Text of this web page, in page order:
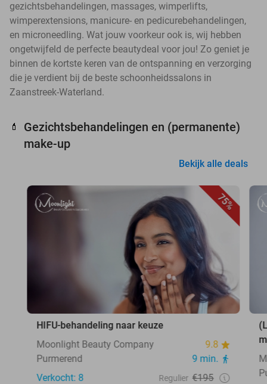
gezichtsbehandelingen, massages, wimperlifts,
wimperextensions, manicure- en pedicurebehandelingen,
en microneedling. Wat jouw voorkeur ook is, wij hebben
ongetwijfeld de perfecte beautydeal voor jou! Zo geniet je
binnen de kortste keren van de ontspanning en verzorging
die je verdient bij de beste schoonheidssalons in
Zaanstreek-Waterland.
💄
Gezichtsbehandelingen en (permanente)
make-up
Bekijk alle deals
75%
HIFU-behandeling naar keuze
Moonlight Beauty Company
9.8
Purmerend
9 min.
Verkocht: 8
Regulier €195